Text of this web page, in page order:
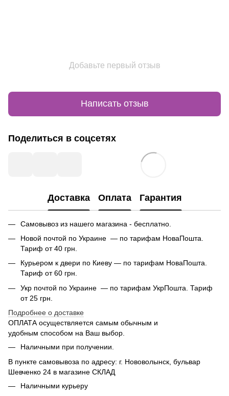
Добавьте первый отзыв
Написать отзыв
Поделиться в соцсетях
Доставка Оплата Гарантия
Самовывоз из нашего магазина - бесплатно.
Новой почтой по Украине — по тарифам НоваПошта.
Тариф от 40 грн.
Курьером к двери по Киеву — по тарифам НоваПошта.
Тариф от 60 грн.
Укр почтой по Украине — по тарифам УкрПошта. Тариф
от 25 грн.
Подробнее о доставке
ОПЛАТА осуществляется самым обычным и
удобным способом на Ваш выбор.
Наличными при получении.
В пункте самовывоза по адресу: г. Нововолынск, бульвар
Шевченко 24 в магазине СКЛАД
Наличными курьеру